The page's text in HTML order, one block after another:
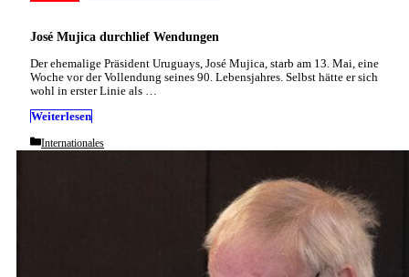
José Mujica durchlief Wendungen
Der ehemalige Präsident Uruguays, José Mujica, starb am 13. Mai, eine
Woche vor der Vollendung seines 90. Lebensjahres. Selbst hätte er sich
wohl in erster Linie als …
Weiterlesen
Categories
Internationales